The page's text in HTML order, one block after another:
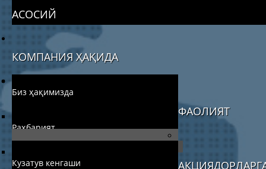
АСОСИЙ
КОМПАНИЯ ҲАҚИДА
Биз ҳақимизда
Раҳбарият
Кузатув кенгаши
ФАОЛИЯТ